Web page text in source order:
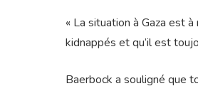
« La situation à Gaza est
kidnappés et qu’il est
Baerbock a souligné que